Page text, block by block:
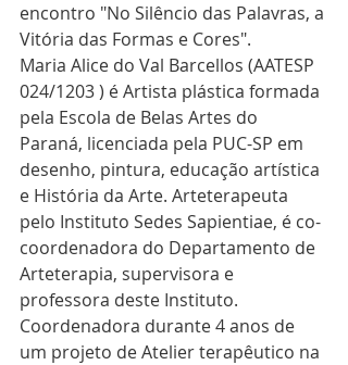
encontro "No Silêncio das Palavras, a
Vitória das Formas e Cores".
Maria Alice do Val Barcellos (AATESP
024/1203 ) é Artista plástica formada
pela Escola de Belas Artes do
Paraná, licenciada pela PUC-SP em
desenho, pintura, educação artística
e História da Arte. Arteterapeuta
pelo Instituto Sedes Sapientiae, é co-
coordenadora do Departamento de
Arteterapia, supervisora e
professora deste Instituto.
Coordenadora durante 4 anos de
um projeto de Atelier terapêutico na